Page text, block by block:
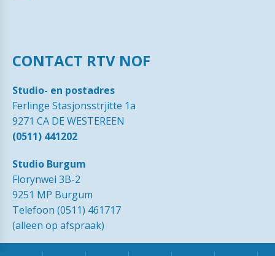
CONTACT RTV NOF
Studio- en postadres
Ferlinge Stasjonsstrjitte 1a
9271 CA DE WESTEREEN
(0511) 441202
Studio Burgum
Florynwei 3B-2
9251 MP Burgum
Telefoon (0511) 461717
(alleen op afspraak)